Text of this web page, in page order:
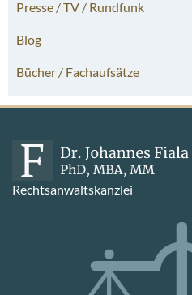
Presse / TV / Rundfunk
Blog
Bücher / Fachaufsätze
Rechtsanwaltskanzlei